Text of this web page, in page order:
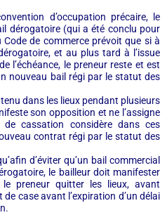
d’occupation précaire, le
dérogatoire (qui a été conclu pour
de commerce prévoit que si à
et au plus tard à l’issue
l’échéance, le preneur reste et est
nouveau bail régi par le statut des
dans les lieux pendant plusieurs
son opposition et ne l’assigne
cassation considère dans ces
contrat régi par le statut des
d’éviter qu’un bail commercial
le bailleur doit manifester
preneur quitter les lieux, avant
case avant l’expiration d’un délai